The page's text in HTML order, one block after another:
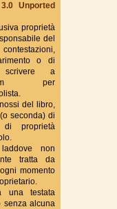
Unported
proprietà
del
o di
a
per
del libro,
seconda) di
proprietà
non
tratta da
momento
una testata
senza alcuna